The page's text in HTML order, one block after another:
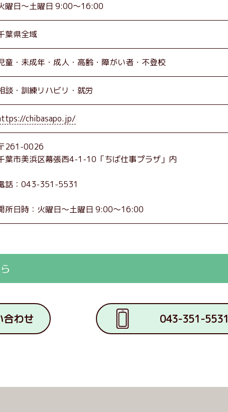
曜日～土曜日 9:00～16:00
葉県全域
童 未成年 成人 高齢 障がい者 不登校
談 訓練リハビリ 就労
chibasapo.jp/
261-0026
葉市美浜区幕張西4-1-10「ちば仕事プラザ」内
話：043-351-5531
所日時：火曜日～土曜日 9:00～16:00
合わせ 043-351-5531